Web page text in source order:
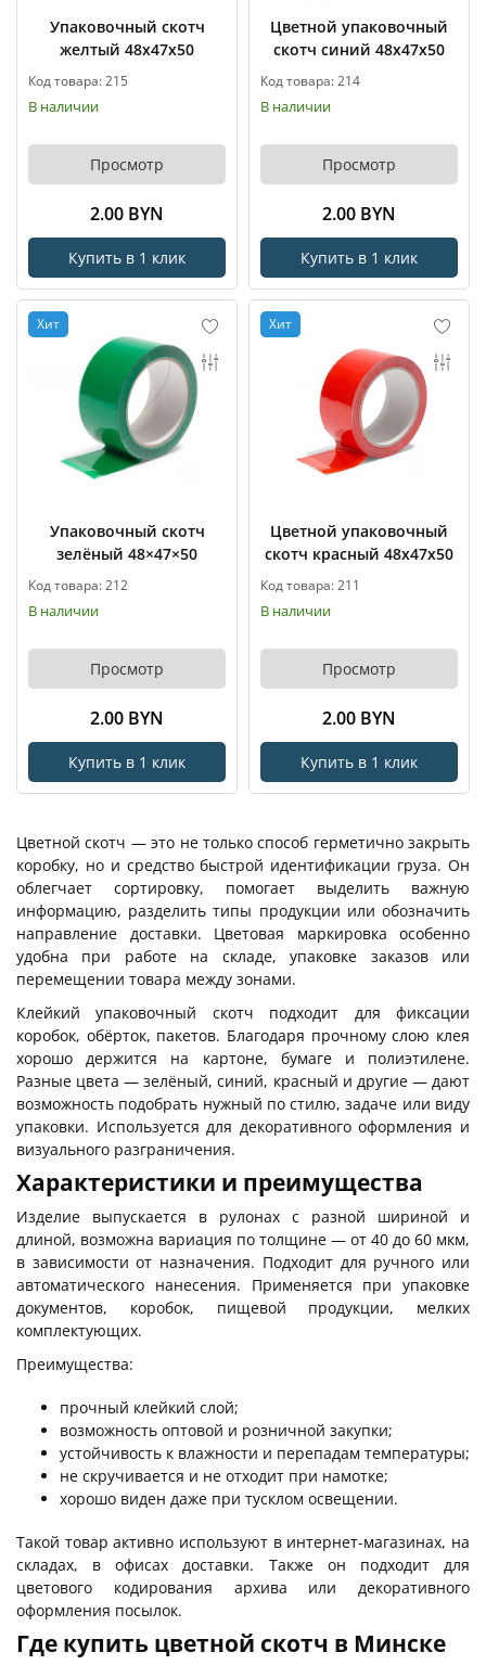
Упаковочный скотч
желтый 48x47x50
Код товара: 215
В наличии
Просмотр
2.00 BYN
Купить в 1 клик
Цветной упаковочный
скотч синий 48x47x50
Код товара: 214
В наличии
Просмотр
2.00 BYN
Купить в 1 клик
Хит
Упаковочный скотч
зелёный 48×47×50
Код товара: 212
В наличии
Просмотр
2.00 BYN
Купить в 1 клик
Хит
Цветной упаковочный
скотч красный 48x47x50
Код товара: 211
В наличии
Просмотр
2.00 BYN
Купить в 1 клик
Цветной скотч — это не только способ герметично закрыть
коробку, но и средство быстрой идентификации груза. Он
облегчает сортировку, помогает выделить важную
информацию, разделить типы продукции или обозначить
направление доставки. Цветовая маркировка особенно
удобна при работе на складе, упаковке заказов или
перемещении товара между зонами.
Клейкий упаковочный скотч подходит для фиксации
коробок, обёрток, пакетов. Благодаря прочному слою клея
хорошо держится на картоне, бумаге и полиэтилене.
Разные цвета — зелёный, синий, красный и другие — дают
возможность подобрать нужный по стилю, задаче или виду
упаковки. Используется для декоративного оформления и
визуального разграничения.
Характеристики и преимущества
Изделие выпускается в рулонах с разной шириной и
длиной, возможна вариация по толщине — от 40 до 60 мкм,
в зависимости от назначения. Подходит для ручного или
автоматического нанесения. Применяется при упаковке
документов, коробок, пищевой продукции, мелких
комплектующих.
Преимущества:
прочный клейкий слой;
возможность оптовой и розничной закупки;
устойчивость к влажности и перепадам температуры;
не скручивается и не отходит при намотке;
хорошо виден даже при тусклом освещении.
Такой товар активно используют в интернет-магазинах, на
складах, в офисах доставки. Также он подходит для
цветового кодирования архива или декоративного
оформления посылок.
Где купить цветной скотч в Минске